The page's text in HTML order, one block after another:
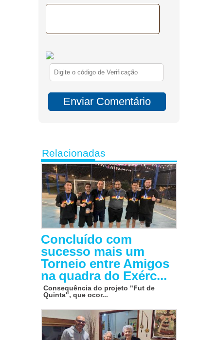
Relacionadas
Concluído com
sucesso mais um
Torneio entre Amigos
na quadra do Exérc...
Consequência do projeto "Fut de
Quinta", que ocor...